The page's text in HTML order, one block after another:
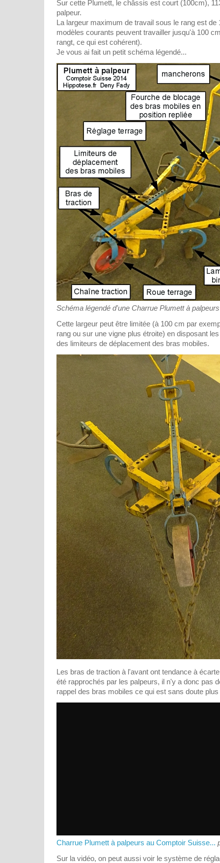
Sur cette Plumett, le châssis est court (100cm),
palpeur.
La largeur maximum de travail sous le rang est
modèles courants peuvent travailler jusqu'à 100
rangt, ce qui est cohérent).
Je vous ai fait un petit schéma légendé...
Schéma légendé d'une Charrue Plumett à palpeurs
Cette largeur peut être limitée (à 100 cm par
rang ou sur une vigne plus étroite) en disposant
des limiteurs de déplacement des bras mobiles.
Les bras de traction à l'avant ont tendance à
été rapprochés par les palpeurs, il n'y a donc pas
rappel des bras mobiles ce qui est sans doute
Charrue Plumett à palpeurs au Comptoir Suisse...
Sur la vidéo, on peut aussi voir le système de